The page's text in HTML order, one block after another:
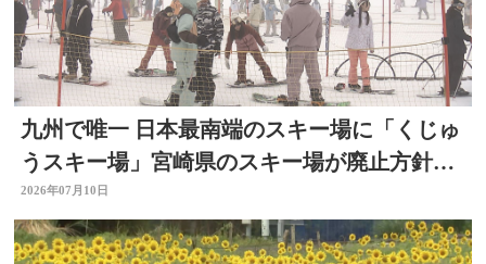
九州で唯一 日本最南端のスキー場に「くじゅ
うスキー場」宮崎県のスキー場が廃止方針
で 大分
2026年07月10日